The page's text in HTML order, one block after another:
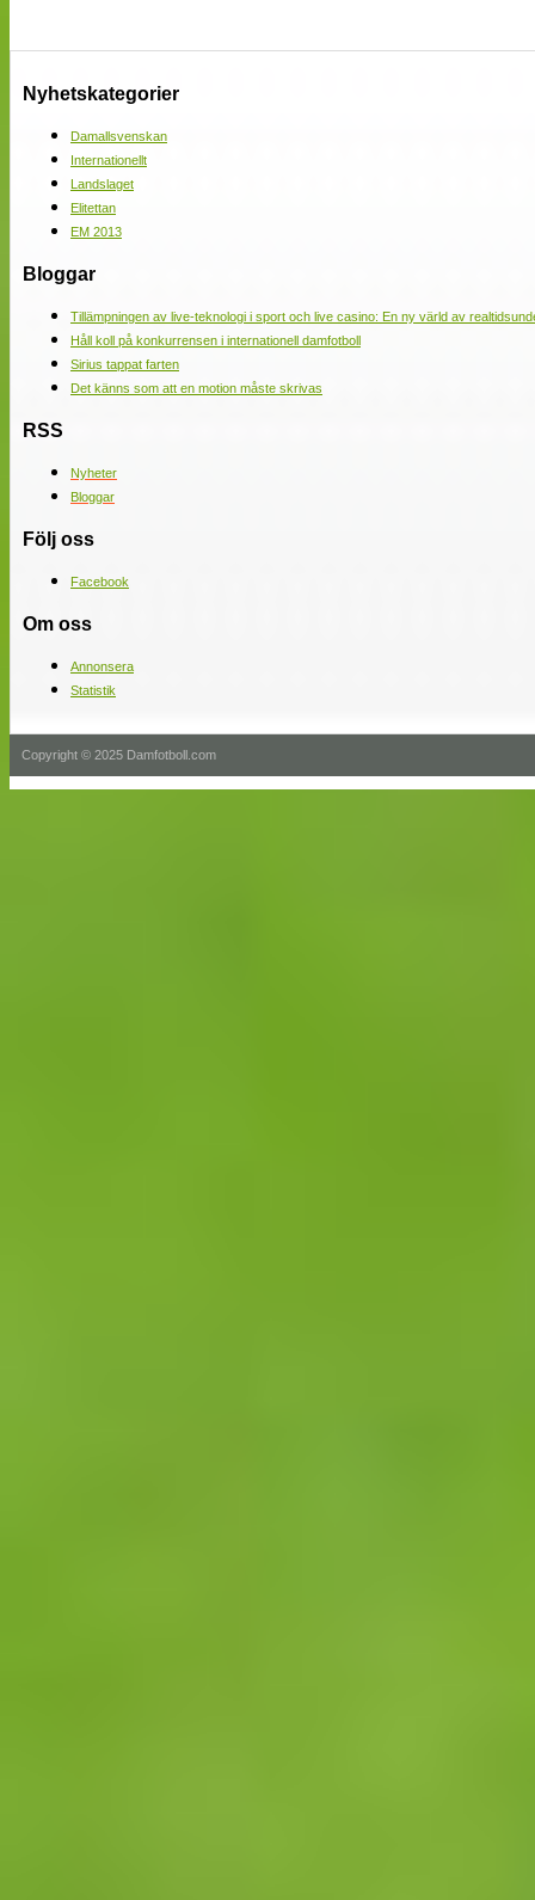
Nyhetskategorier
Damallsvenskan
Internationellt
Landslaget
Elitettan
EM 2013
Bloggar
Tillämpningen av live-teknologi i sport och live casino: En ny värld av
Håll koll på konkurrensen i internationell damfotboll
Sirius tappat farten
Det känns som att en motion måste skrivas
RSS
Nyheter
Bloggar
Följ oss
Facebook
Om oss
Annonsera
Statistik
Copyright © 2025 Damfotboll.com